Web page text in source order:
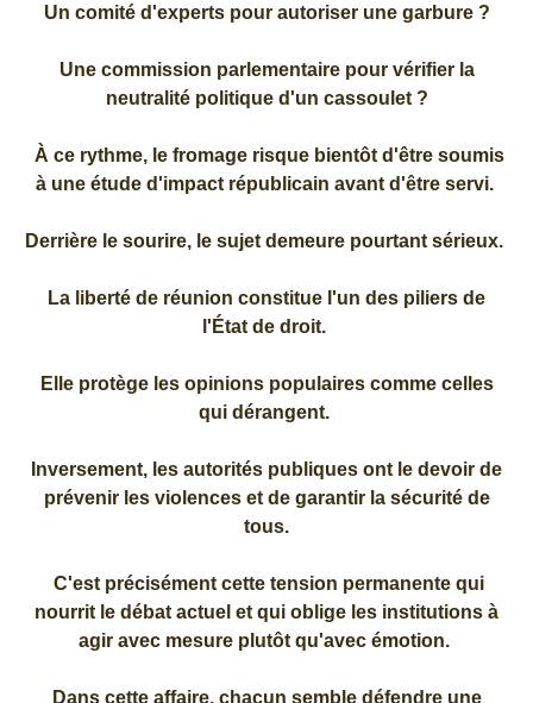
Un comité d'experts pour autoriser une garbure ?
Une commission parlementaire pour vérifier la
neutralité politique d'un cassoulet ?
À ce rythme, le fromage risque bientôt d'être soumis
à une étude d'impact républicain avant d'être servi.
Derrière le sourire, le sujet demeure pourtant sérieux.
La liberté de réunion constitue l'un des piliers de
l'État de droit.
Elle protège les opinions populaires comme celles
qui dérangent.
Inversement, les autorités publiques ont le devoir de
prévenir les violences et de garantir la sécurité de
tous.
C'est précisément cette tension permanente qui
nourrit le débat actuel et qui oblige les institutions à
agir avec mesure plutôt qu'avec émotion.
Dans cette affaire, chacun semble défendre une